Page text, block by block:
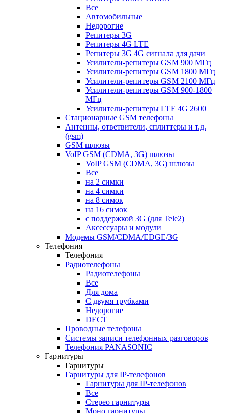
Все
Автомобильные
Недорогие
Репитеры 3G
Репитеры 4G LTE
Репитеры 3G 4G сигнала для дачи
Усилители-репитеры GSM 900 МГц
Усилители-репитеры GSM 1800 МГц
Усилители-репитеры GSM 2100 МГц
Усилители-репитеры GSM 900-1800
МГц
Усилители-репитеры LTE 4G 2600
Стационарные GSM телефоны
Антенны, ответвители, сплиттеры и т.д.
(gsm)
GSM шлюзы
VoIP GSM (CDMA, 3G) шлюзы
VoIP GSM (CDMA, 3G) шлюзы
Все
на 2 симки
на 4 симки
на 8 симок
на 16 симок
с поддержкой 3G (для Tele2)
Аксессуары и модули
Модемы GSM/CDMA/EDGE/3G
Телефония
Телефония
Радиотелефоны
Радиотелефоны
Все
Для дома
С двумя трубками
Недорогие
DECT
Проводные телефоны
Системы записи телефонных разговоров
Телефония PANASONIC
Гарнитуры
Гарнитуры
Гарнитуры для IP-телефонов
Гарнитуры для IP-телефонов
Все
Стерео гарнитуры
Моно гарнитуры